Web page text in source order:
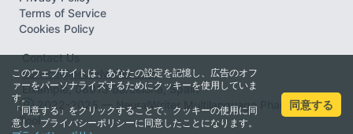
このウェブサイトは、あなたの設定を記憶し、広告のオフ
ァーをパーソナライズするためにクッキーを使用していま
す。
「同意する」をクリックすることで、クッキーの使用に同
意し、プライバシーポリシーに同意したことになります。
同意する
Contact Us
service@neuralwriter.com
Eixample, 08013 Barcelona, Spain
Ⓡ 2022-2025 — NeuralWriter Multilanguage Pharaprasing
Tool
Terms of Service
Cookies Policy